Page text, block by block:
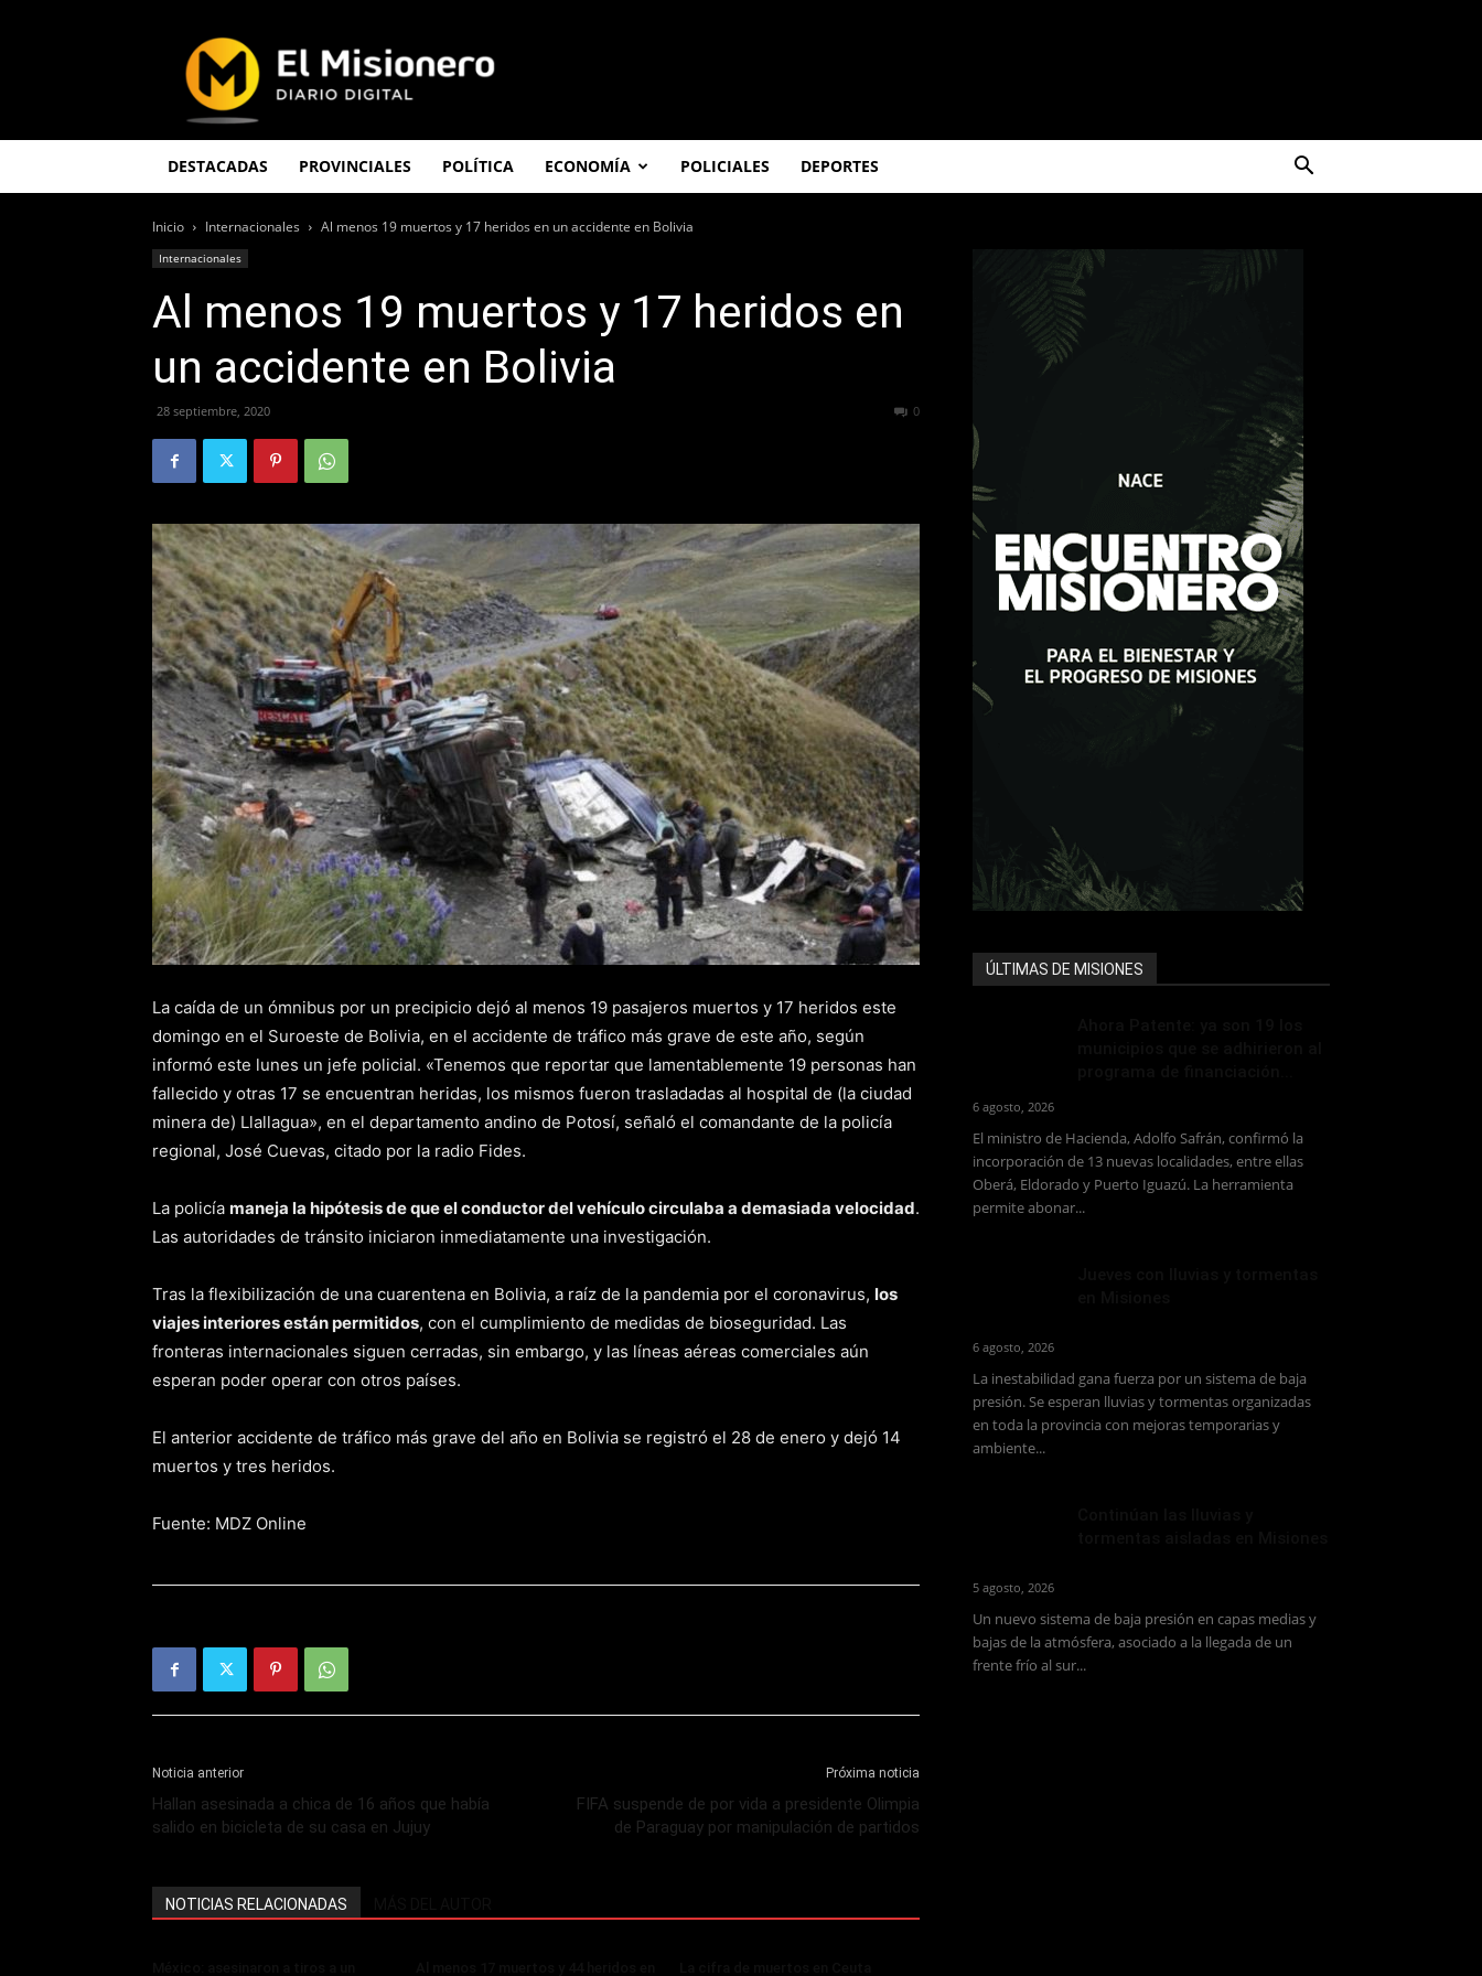
Misionero
DESTACADAS PROVINCIALES POLÍTICA ECONOMÍA POLICIALES DEPORTES
Inicio Internacionales Al menos 19 muertos y 17 heridos en un accidente en Bolivia
Internacionales
Al menos 19 muertos y 17 heridos en
un accidente en Bolivia
28 septiembre, 2020 0
La caída de un ómnibus por un precipicio dejó al menos 19 pasajeros muertos y 17 heridos este
domingo en el Suroeste de Bolivia, en el accidente de tráfico más grave de este año, según
informó este lunes un jefe policial. «Tenemos que reportar que lamentablemente 19 personas han
fallecido y otras 17 se encuentran heridas, los mismos fueron trasladadas al hospital de (la ciudad
minera de) Llallagua», en el departamento andino de Potosí, señaló el comandante de la policía
regional, José Cuevas, citado por la radio Fides.
La policía maneja la hipótesis de que el conductor del vehículo circulaba a demasiada velocidad.
Las autoridades de tránsito iniciaron inmediatamente una investigación.
Tras la flexibilización de una cuarentena en Bolivia, a raíz de la pandemia por el coronavirus, los
viajes interiores están permitidos, con el cumplimiento de medidas de bioseguridad. Las
fronteras internacionales siguen cerradas, sin embargo, y las líneas aéreas comerciales aún
esperan poder operar con otros países.
El anterior accidente de tráfico más grave del año en Bolivia se registró el 28 de enero y dejó 14
muertos y tres heridos.
Fuente: MDZ Online
Noticia anterior
Hallan asesinada a chica de 16 años que había
salido en bicicleta de su casa en Jujuy
Próxima noticia
FIFA suspende de por vida a presidente Olimpia
de Paraguay por manipulación de partidos
NOTICIAS RELACIONADAS
ÚLTIMAS DE MISIONES
6 agosto, 2026
El ministro de Hacienda, Adolfo Safrán, confirmó la
incorporación de 13 nuevas localidades, entre ellas
Oberá, Eldorado y Puerto Iguazú. La herramienta
permite abonar...
6 agosto, 2026
La inestabilidad gana fuerza por un sistema de baja
presión. Se esperan lluvias y tormentas organizadas
en toda la provincia con mejoras temporarias y
ambiente...
5 agosto, 2026
Un nuevo sistema de baja presión en capas medias y
bajas de la atmósfera, asociado a la llegada de un
frente frío al sur...